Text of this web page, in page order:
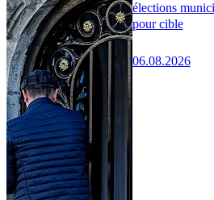
élections
pour cible
06.08.2026